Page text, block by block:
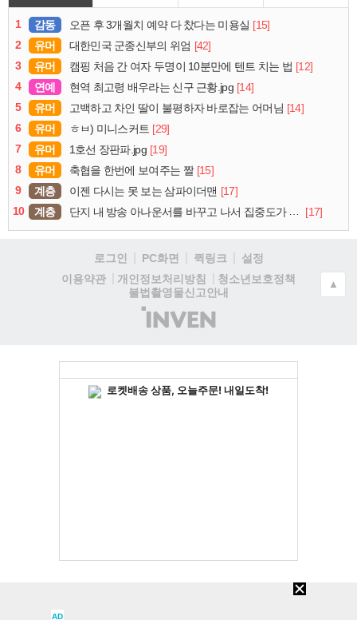
1 감동 오픈 후 3개월치 예약 다 찼다는 미용실 [15]
2
유머 대한민국 군종신부의 위엄 [42]
3
유머 캠핑 처음 간 여자 두명이 10분만에 텐트 치는 법 [12]
4
연예 현역 최고령 배우라는 신구 근황.jpg [14]
5
유머 고백하고 차인 딸이 불평하자 바로잡는 어머님 [14]
6
유머 ㅎㅂ) 미니스커트 [29]
7
유머 1호선 장판파.jpg [19]
8
유머 축협을 한번에 보여주는 짤 [15]
9
계층 이젠 다시는 못 보는 삼파이더맨 [17]
10
계층 단지 내 방송 아나운서를 바꾸고 나서 집중도가 확 올라갔다는 한 아파트의 안내방송 [17]
로그인 PC화면 퀵링크
설정
이용약관
개인정보처리방침
청소년보호정책
불법촬영물신고안내
(주)
인
▲
AD